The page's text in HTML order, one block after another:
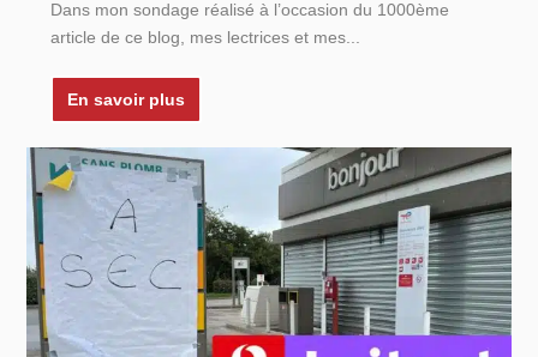
Dans mon sondage réalisé à l’occasion du 1000ème
article de ce blog, mes lectrices et mes...
En savoir plus